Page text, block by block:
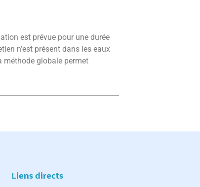
est prévue pour une durée
n’est présent dans les eaux
méthode globale permet
Liens directs